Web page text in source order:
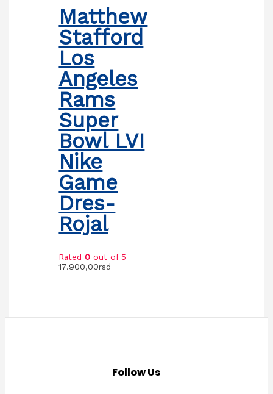
Matthew
Stafford
Los
Angeles
Rams
Super
Bowl LVI
Nike
Game
Dres-
Rojal
Rated0 out of 5
17.900,00rsd
Follow Us